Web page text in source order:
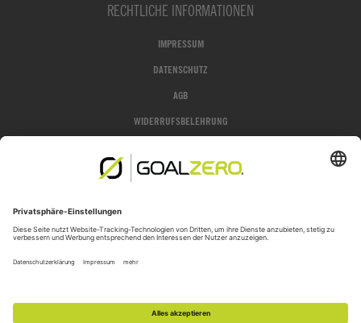
RECHTLICHE INFORMATIONEN
IMPRESSUM
DATENSCHUTZ
AGB
WIDERRUFSBELEHRUNG